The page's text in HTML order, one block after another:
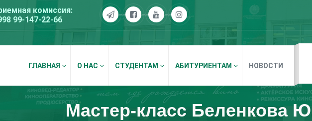
комиссия:
99-147-22-66
ГЛАВНАЯ О НАС СТУДЕНТАМ АБИТУРИЕНТАМ НОВОСТИ
Мастер-класс Беленкова